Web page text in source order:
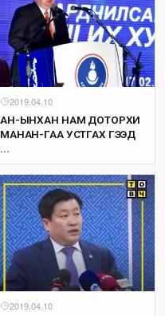
2019.04.10
АН-ЫНХАН НАМ ДОТОРХИ
МАНАН-ГАА УСТГАХ ГЭЭД
...
2019.04.10